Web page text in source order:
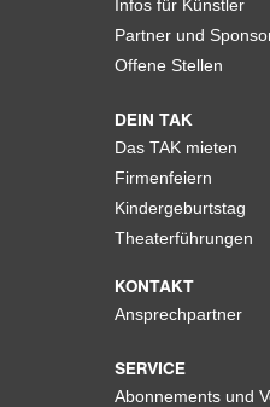
Infos für Künstler
Partner und
Offene Stellen
DEIN TAK
Das TAK mieten
Firmenfeiern
Kindergeburtstag
Theaterführungen
KONTAKT
Ansprechpartner
SERVICE
Abonnements und